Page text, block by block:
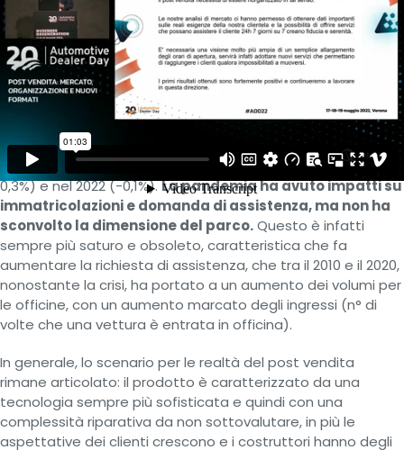
Altro business che sta attraversando un’importante fase di
evoluzione è l’after-sales. Un primo elemento sul quale è
necessario riflettere riguarda il parco circolante: secondo le
valutazioni fatte da GiPA Italia, non ci sono mai state tante
auto sulle strade come oggi, si parla di 33 milioni di vetture
circolanti utilizzate dalle famiglie italiane. Durante gli ultimi
10 anni il parco è aumentato di 1.275.000 vetture (+ 4%),
registrando una lieve inversione di tendenza solo nel 2014 (-
0,3%) e nel 2022 (-0,1%).La pandemia ha avuto impatti su
immatricolazioni e domanda di assistenza, ma non ha
sconvolto la dimensione del parco.Questo è infatti
sempre più saturo e obsoleto, caratteristica che fa
aumentare la richiesta di assistenza, che tra il 2010 e il 2020,
nonostante la crisi, ha portato a un aumento dei volumi per
le officine, con un aumento marcato degli ingressi (n° di
volte che una vettura è entrata in officina).
In generale, lo scenario per le realtà del post vendita
rimane articolato: il prodotto è caratterizzato da una
tecnologia sempre più sofisticata e quindi con una
complessità riparativa da non sottovalutare, in più le
aspettative dei clienti crescono e i costruttori hanno degli